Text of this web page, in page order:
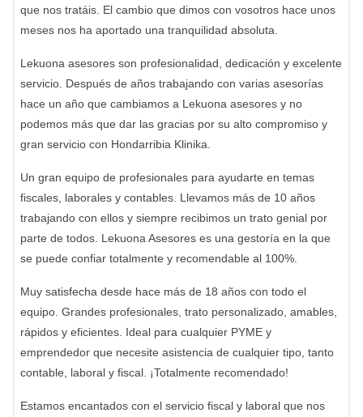
que nos tratáis. El cambio que dimos con vosotros hace unos
meses nos ha aportado una tranquilidad absoluta.
Lekuona asesores son profesionalidad, dedicación y excelente
servicio. Después de años trabajando con varias asesorías
hace un año que cambiamos a Lekuona asesores y no
podemos más que dar las gracias por su alto compromiso y
gran servicio con Hondarribia Klinika.
Un gran equipo de profesionales para ayudarte en temas
fiscales, laborales y contables. Llevamos más de 10 años
trabajando con ellos y siempre recibimos un trato genial por
parte de todos. Lekuona Asesores es una gestoría en la que
se puede confiar totalmente y recomendable al 100%.
Muy satisfecha desde hace más de 18 años con todo el
equipo. Grandes profesionales, trato personalizado, amables,
rápidos y eficientes. Ideal para cualquier PYME y
emprendedor que necesite asistencia de cualquier tipo, tanto
contable, laboral y fiscal. ¡Totalmente recomendado!
Estamos encantados con el servicio fiscal y laboral que nos